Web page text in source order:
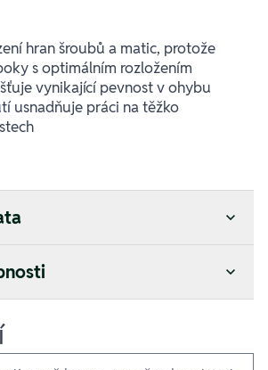
hran šroubů a matic, protože
s optimálním rozložením
vynikající pevnost v ohybu
usnadňuje práci na těžko